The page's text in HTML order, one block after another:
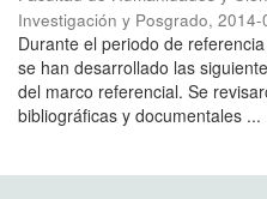
Investigación y Posgrado, 2014-
Durante el periodo de
se han desarrollado las
del marco referencial. Se
bibliográficas y documentales ...